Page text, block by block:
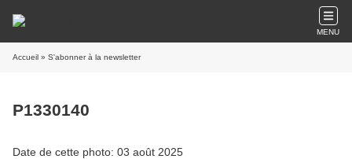
MENU
Accueil » S'abonner à la newsletter
P1330140
Date de cette photo: 03 août 2025